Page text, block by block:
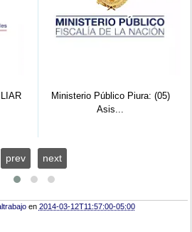
Ministerio Público Piura: (05)
Asis...
prev next
en 2014-03-12T11:57:00-05:00